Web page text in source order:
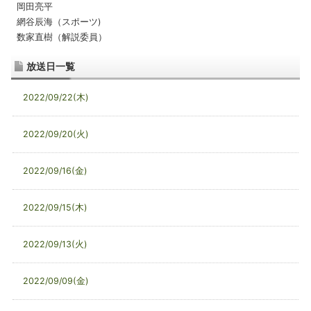
岡田亮平
網谷辰海（スポーツ)
数家直樹（解説委員）
放送日一覧
2022/09/22(木)
2022/09/20(火)
2022/09/16(金)
2022/09/15(木)
2022/09/13(火)
2022/09/09(金)